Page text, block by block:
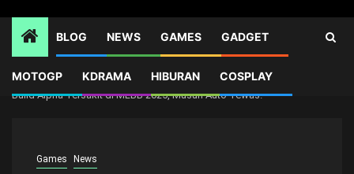
BLOG NEWS GAMES GADGET
MOTOGP KDRAMA HIBURAN COSPLAY
Home
Games
Build Alpha Tersakit di MLBB 2025, Musuh Auto Tewas!
Games News